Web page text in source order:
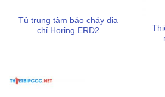
Tủ trung tâm báo cháy địa
chỉ Horing ERD2